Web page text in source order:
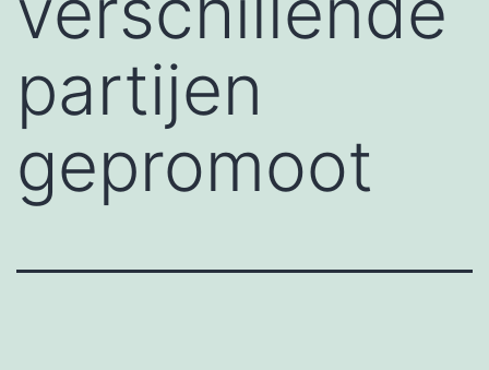
partijen
gepromoot